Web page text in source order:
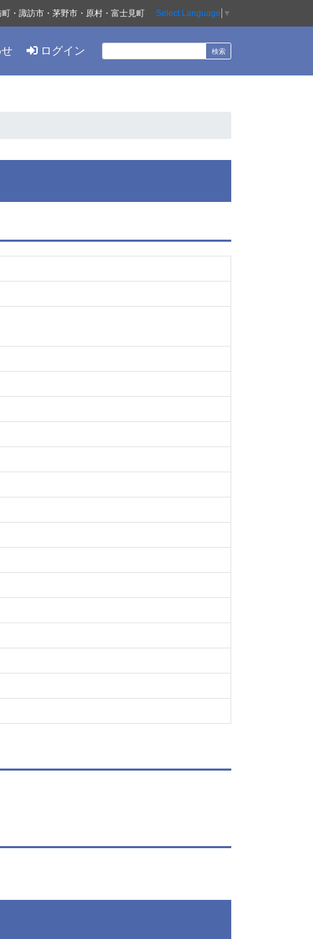
ログイン
・諏訪市・茅野市・原村・富士見町 Select Language ▼